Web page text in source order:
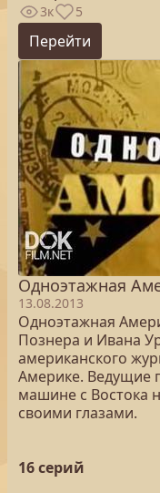
3к 5
Перейти
Одноэтажная
13.08.2013
Одноэтажная
Познера и Ивана
американского
Америке. Ведущие
машине с Востока
своими глазами.
16 серий